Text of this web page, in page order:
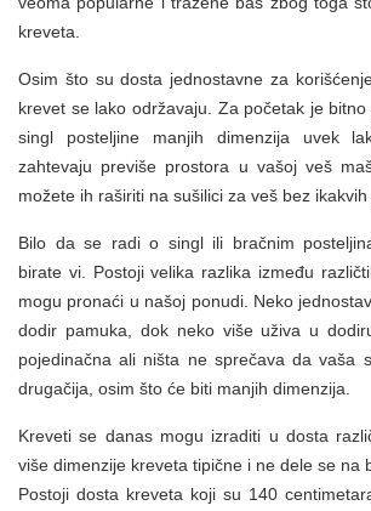
kreveta.
Osim što su dosta jednostavne za
krevet se lako održavaju. Za početak je
singl posteljine manjih dimenzija uvek
zahtevaju previše prostora u vašoj veš
možete ih raširiti na sušilici za veš bez ikakvih
Bilo da se radi o singl ili bračnim
birate vi. Postoji velika razlika između
mogu pronaći u našoj ponudi. Neko
dodir pamuka, dok neko više uživa u
pojedinačna ali ništa ne sprečava da vaša
drugačija, osim što će biti manjih dimenzija.
Kreveti se danas mogu izraditi u dosta
više dimenzije kreveta tipične i ne dele se na
Postoji dosta kreveta koji su 140